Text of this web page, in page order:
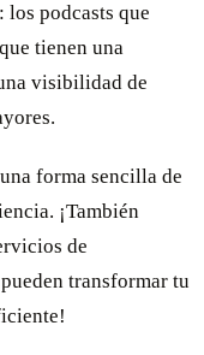
los podcasts que
tienen una
visibilidad de
forma sencilla de
¡También
de
transformar tu